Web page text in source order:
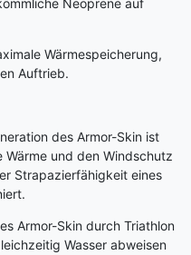
Neoprene auf
Wärmespeicherung,
Auftrieb.
des Armor-Skin ist
und den Windschutz
Strapazierfähigkeit eines
Armor-Skin durch Triathlon
Wasser abweisen